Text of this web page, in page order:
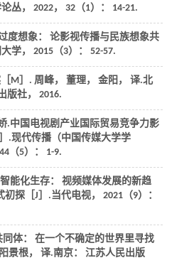
论丛， 2022， 32（1）： 14-21.
度想象： 论影视传播与民族想象共
学， 2015（3）： 52-57.
［M］. 周峰， 董理， 金阳， 译.北
版社， 2016.
.中国电视剧产业国际贸易竞争力影
.现代传播（中国传媒大学学
44（5）： 1-9.
能化生存： 视频媒体发展的新趋
初探［J］.当代电视， 2021（9）：
同体： 在一个不确定的世界里寻找
景根， 译.南京： 江苏人民出版